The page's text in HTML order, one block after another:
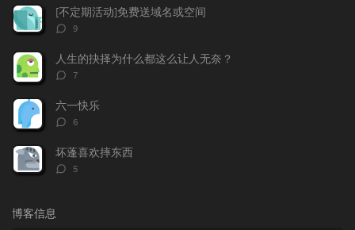
数：
[不定期活动]免费送域名或空间
评
数：
9
人生的抉择为什么都这么让人无奈？
评
数：
7
六一快乐
评
数：
6
坏蓬喜欢摔东西
评
5
博客信息